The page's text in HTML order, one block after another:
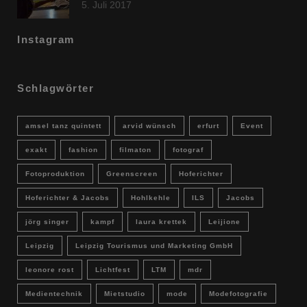
5. Juli 2017
Instagram
Schlagwörter
amsel tanz quintett arvid wünsch erfurt Event
exakt fashion filmaton fotograf
Fotoproduktion Greenscreen Hoferichter
Hoferichter & Jacobs Hohlkehle ILS Jacobs
jörg singer kampf laura krettek Leijione
Leipzig Leipzig Tourismus und Marketing GmbH
leonore rost Lichtfest LTM mdr
Medientechnik Mietstudio mode Modefotografie